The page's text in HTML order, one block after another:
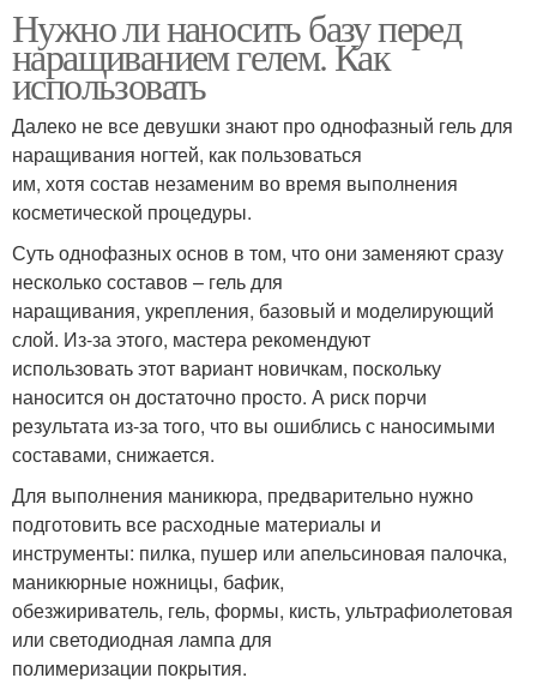
Нужно ли наносить базу перед
наращиванием гелем. Как
использовать
Далеко не все девушки знают про однофазный гель для
наращивания ногтей, как пользоваться
им, хотя состав незаменим во время выполнения
косметической процедуры.
Суть однофазных основ в том, что они заменяют сразу
несколько составов – гель для
наращивания, укрепления, базовый и моделирующий
слой. Из-за этого, мастера рекомендуют
использовать этот вариант новичкам, поскольку
наносится он достаточно просто. А риск порчи
результата из-за того, что вы ошиблись с наносимыми
составами, снижается.
Для выполнения маникюра, предварительно нужно
подготовить все расходные материалы и
инструменты: пилка, пушер или апельсиновая палочка,
маникюрные ножницы, бафик,
обезжириватель, гель, формы, кисть, ультрафиолетовая
или светодиодная лампа для
полимеризации покрытия.